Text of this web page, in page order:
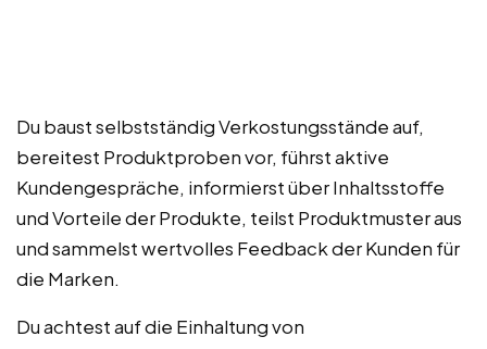
Du baust selbstständig Verkostungsstände auf,
bereitest Produktproben vor, führst aktive
Kundengespräche, informierst über Inhaltsstoffe
und Vorteile der Produkte, teilst Produktmuster aus
und sammelst wertvolles Feedback der Kunden für
die Marken.
Du achtest auf die Einhaltung von